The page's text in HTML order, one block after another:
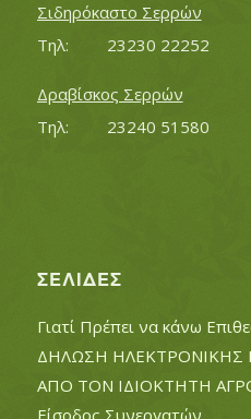
Σιδηρόκαστο Σερρών
Τηλ:		23230 22252
Δραβίσκος Σερρών
Τηλ:		23240 51580
ΣΕΛΊΔΕΣ
Γιατί Πρέπει να κάνω
ΔΗΛΩΣΗ ΗΛΕΚΤΡΟΝΙΚΗΣ
ΑΠΟ ΤΟΝ ΙΔΙΟΚΤΗΤΗ